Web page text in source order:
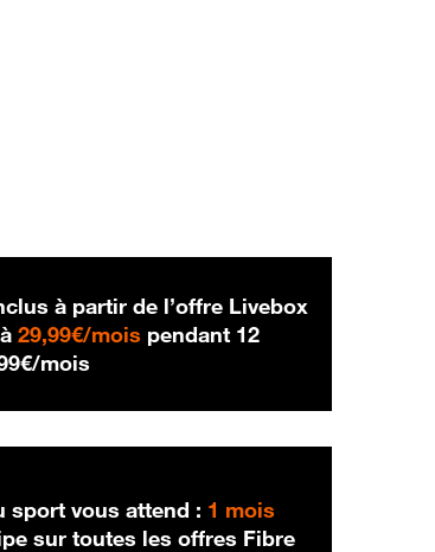
à partir de l’offre Livebox
à29,99€/mois 29,99 € par mois
pendant 12
mois
sport vous attend : 1 mois
sur toutes les offres Fibre